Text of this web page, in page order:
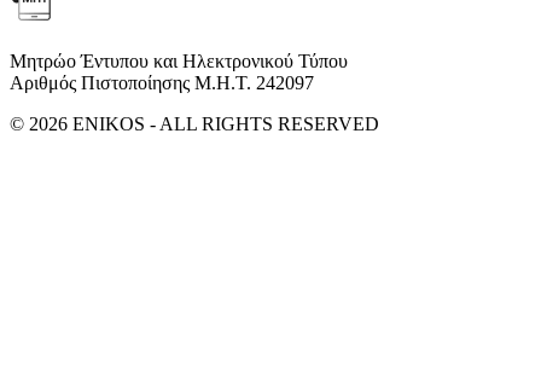
Μητρώο Έντυπου και Ηλεκτρονικού Τύπου
Αριθμός Πιστοποίησης Μ.Η.Τ. 242097
© 2026 ENIKOS - ALL RIGHTS RESERVED